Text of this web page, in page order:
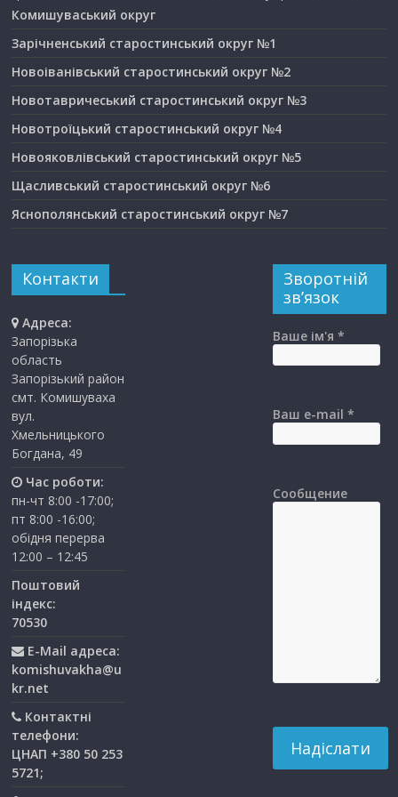
Комишуваський округ
Зарічненський старостинський округ №1
Новоіванівський старостинський округ №2
Новотавричеський старостинський округ №3
Новотроїцький старостинський округ №4
Новояковлівський старостинський округ №5
Щасливський старостинський округ №6
Яснополянський старостинський округ №7
Контакти
Адреса:
Запорізька
область
Запорізький район
смт. Комишуваха
вул.
Хмельницького
Богдана, 49
Час роботи:
пн-чт 8:00 -17:00;
пт 8:00 -16:00;
обідня перерва
12:00 – 12:45
Поштовий
індекс:
70530
E-Mail адреса:
komishuvakha@u
kr.net
Контактні
телефони:
ЦНАП +380 50 253
5721;
Зворотній
зв’язок
Ваше ім'я *
Ваш e-mail *
Сообщение